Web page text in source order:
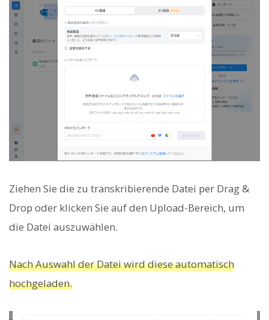
Ziehen Sie die zu transkribierende Datei per Drag &
Drop oder klicken Sie auf den Upload-Bereich, um
die Datei auszuwählen.
Nach Auswahl der Datei wird diese automatisch
hochgeladen.